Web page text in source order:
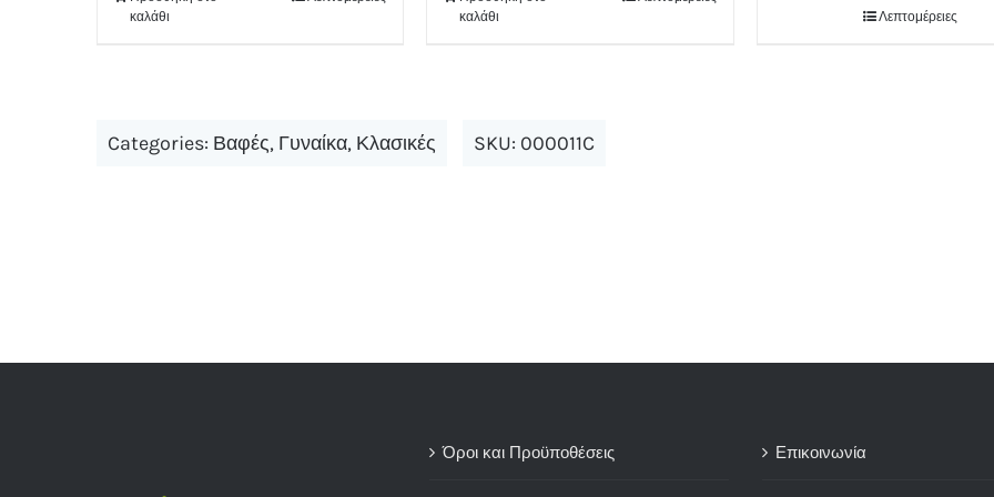
καλάθι
καλάθι
Λεπτομέρειες
Categories: Βαφές, Γυναίκα, Κλασικές SKU: 000011C
Όροι και Προϋποθέσεις Επικοινωνία